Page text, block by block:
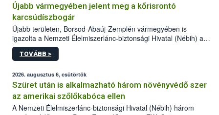
Újabb vármegyében jelent meg a kőrisrontó
karcsúdíszbogár
Újabb területen, Borsod-Abaúj-Zemplén vármegyében is
igazolta a Nemzeti Élelmiszerlánc-biztonsági Hivatal (Nébih) a
kőrisrontó karcsúdíszbogár (Agrilus planipennis) jelenlétét. A
kártevőt nem csak színcsapdában találták meg, de már fertőzött
az intenzív felderítést, emellett az intézkedéseket a szlovák
hatósággal is összehangolják a terjedés megállítása érdekében.
TOVÁBB >
2026. augusztus 6, csütörtök
Szüret után is alkalmazható három növényvédő szer
az amerikai szőlőkabóca ellen
A Nemzeti Élelmiszerlánc-biztonsági Hivatal (Nébih) három